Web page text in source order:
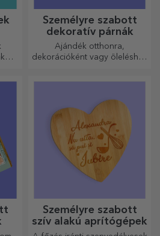
Személyre szabott
dekoratív párnák
Ajándék otthonra,
dekorációként vagy öleléshez
Személyre szabott
szív alakú aprítógépek